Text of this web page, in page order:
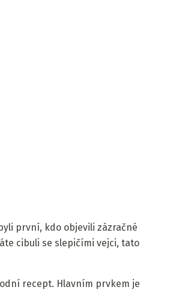
první, kdo objevili zázračné
cibuli se slepičími vejci, tato
recept. Hlavním prvkem je